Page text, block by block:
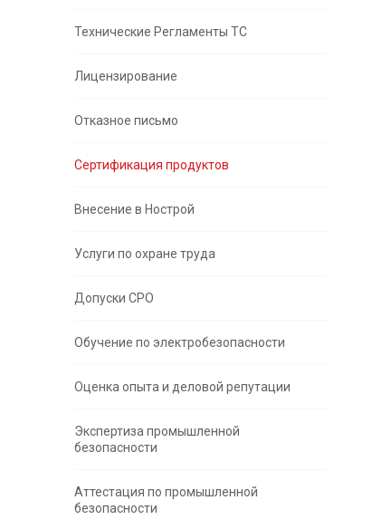
Технические Регламенты ТС
Лицензирование
Отказное письмо
Сертификация продуктов
Внесение в Нострой
Услуги по охране труда
Допуски СРО
Обучение по электробезопасности
Оценка опыта и деловой репутации
Экспертиза промышленной
безопасности
Аттестация по промышленной
безопасности